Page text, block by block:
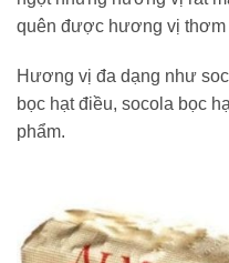
quên được hương vị thơm
Hương vị đa dạng như
bọc hạt điều, socola bọc
phẩm.